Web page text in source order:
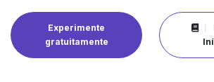
Experimente
gratuitamente